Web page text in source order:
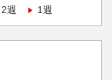
2週 1週